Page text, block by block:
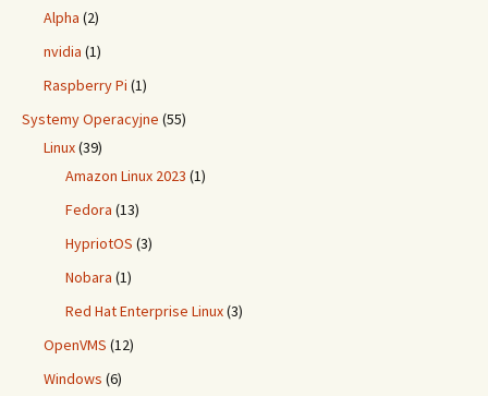
Alpha (2)
nvidia (1)
Raspberry Pi (1)
Systemy Operacyjne (55)
Linux(39)
Amazon Linux 2023 (1)
Fedora (13)
HypriotOS (3)
Nobara (1)
Red Hat Enterprise Linux(3)
OpenVMS (12)
Windows (6)